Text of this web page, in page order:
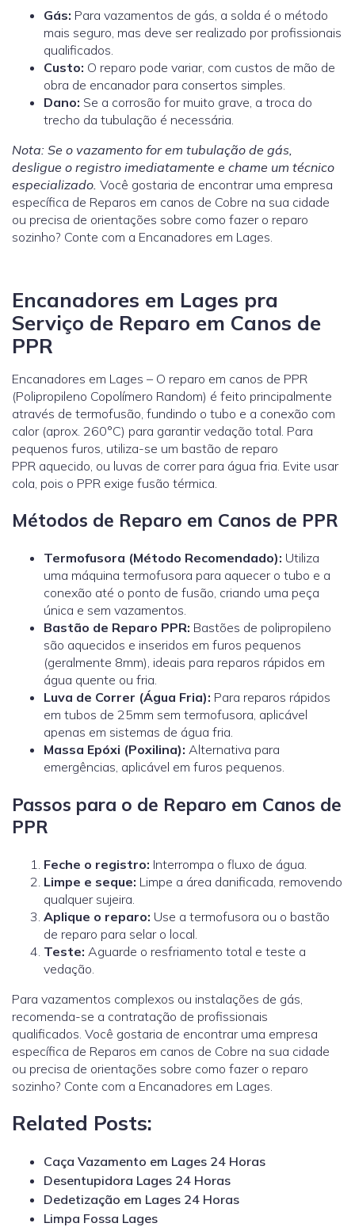
Gás: Para vazamentos de gás, a solda é o método
mais seguro, mas deve ser realizado por profissionais
qualificados.
Custo: O reparo pode variar, com custos de mão de
obra de encanadorpara consertos simples.
Dano: Se a corrosão for muito grave, a troca do
trecho da tubulação é necessária.
Nota: Se o vazamento for em tubulação de gás,
desligue o registro imediatamente e chame um técnico
especializado. Você gostaria de encontrar uma empresa
específica de Reparos em canos de Cobre na sua cidade
ou precisa de orientações sobre como fazer o reparo
sozinho? Conte com a Encanadores em Lages.
Encanadores em Lages pra
Serviço de Reparo em Canos de
PPR
Encanadores em Lages – O reparo em canos de PPR
(Polipropileno Copolímero Random) é feito principalmente
através de termofusão, fundindo o tubo e a conexão com
calor (aprox. 260°C) para garantir vedação total. Para
pequenos furos, utiliza-se um bastão de reparo
PPR aquecido, ou luvas de correr para água fria. Evite usar
cola, pois o PPR exige fusão térmica.
Métodos de Reparo em Canos de PPR
Termofusora (Método Recomendado): Utiliza
uma máquina termofusora para aquecer o tubo e a
conexão até o ponto de fusão, criando uma peça
única e sem vazamentos.
Bastão de Reparo PPR: Bastões de polipropileno
são aquecidos e inseridos em furos pequenos
(geralmente 8mm), ideais para reparos rápidos em
água quente ou fria.
Luva de Correr (Água Fria): Para reparos rápidos
em tubos de 25mm sem termofusora, aplicável
apenas em sistemas de água fria.
Massa Epóxi (Poxilina): Alternativa para
emergências, aplicável em furos pequenos.
Passos para o de Reparo em Canos de
PPR
Feche o registro: Interrompa o fluxo de água.
Limpe e seque: Limpe a área danificada, removendo
qualquer sujeira.
Aplique o reparo: Use a termofusora ou o bastão
de reparo para selar o local.
Teste: Aguarde o resfriamento total e teste a
vedação.
Para vazamentos complexos ou instalações de gás,
recomenda-se a contratação de profissionais
qualificados. Você gostaria de encontrar uma empresa
específica de Reparos em canos de Cobre na sua cidade
ou precisa de orientações sobre como fazer o reparo
sozinho? Conte com a Encanadores em Lages.
Related Posts:
Caça Vazamento em Lages 24 Horas
Desentupidora Lages 24 Horas
Dedetização em Lages 24 Horas
Limpa Fossa Lages